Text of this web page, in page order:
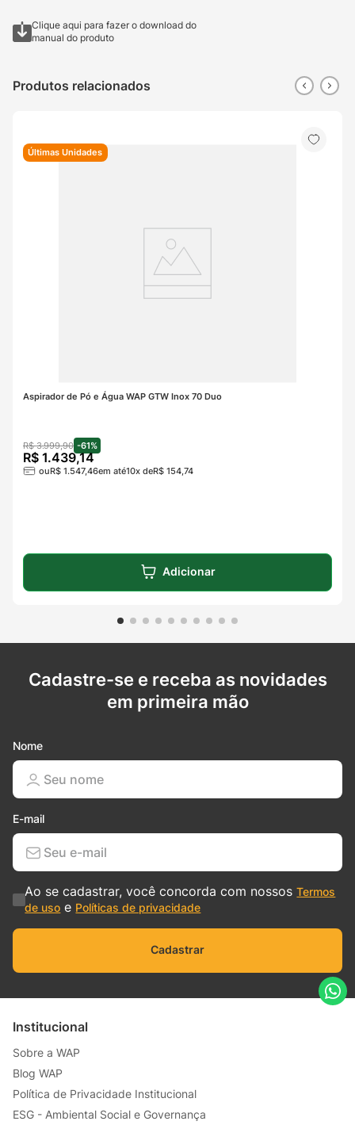
Clique aqui para fazer o download do
manual do produto
Produtos relacionados
Últimas Unidades
Aspirador de Pó e Água WAP GTW Inox 70 Duo
R$ 3.999,90 -61%
R$ 1.439,14
ouR$ 1.547,46em até10x deR$ 154 74
Adicionar
Cadastre-se e receba as novidades
em primeira mão
Nome
E-mail
Ao se cadastrar, você concorda com nossosTermos
de uso e Políticas de privacidade
Cadastrar
Institucional
Sobre a WAP
Blog WAP
Política de Privacidade Institucional
ESG - Ambiental Social e Governança